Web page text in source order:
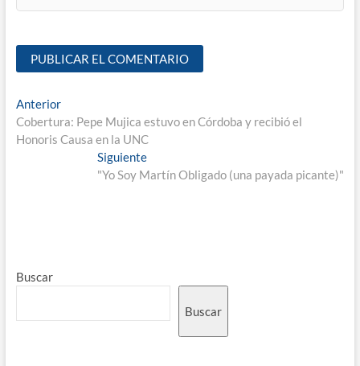
Anterior
Cobertura: Pepe Mujica estuvo en Córdoba y recibió el
Honoris Causa en la UNC
Siguiente
"Yo Soy Martín Obligado (una payada picante)"
Buscar
Buscar